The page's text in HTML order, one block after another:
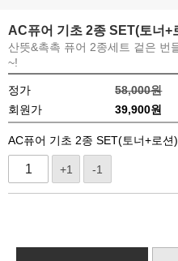
AC퓨어 기초 2종 SET(토너+
산뜻&촉촉 퓨어 2종세트 겉은 번
~!
정가
58,000원
회원가
39,900원
AC퓨어 기초 2종 SET(토너+로션)
+1 -1